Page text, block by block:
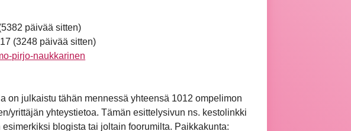
päivää sitten)
(3248 päivää sitten)
pirjo-naukkarinen
on julkaistu tähän mennessä yhteensä 1012 ompelimon
yrittäjän yhteystietoa. Tämän esittelysivun ns. kestolinkki
blogista tai joltain foorumilta. Paikkakunta: